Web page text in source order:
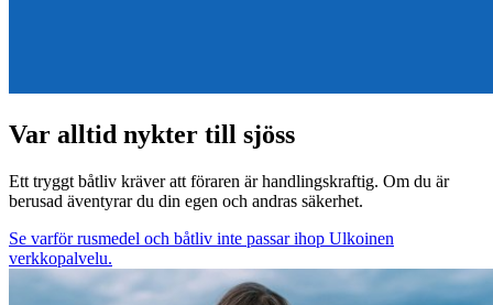
Var alltid nykter till sjöss
Ett tryggt båtliv kräver att föraren är handlingskraftig. Om du är
berusad äventyrar du din egen och andras säkerhet.
Se varför rusmedel och båtliv inte passar ihop Ulkoinen
verkkopalvelu.